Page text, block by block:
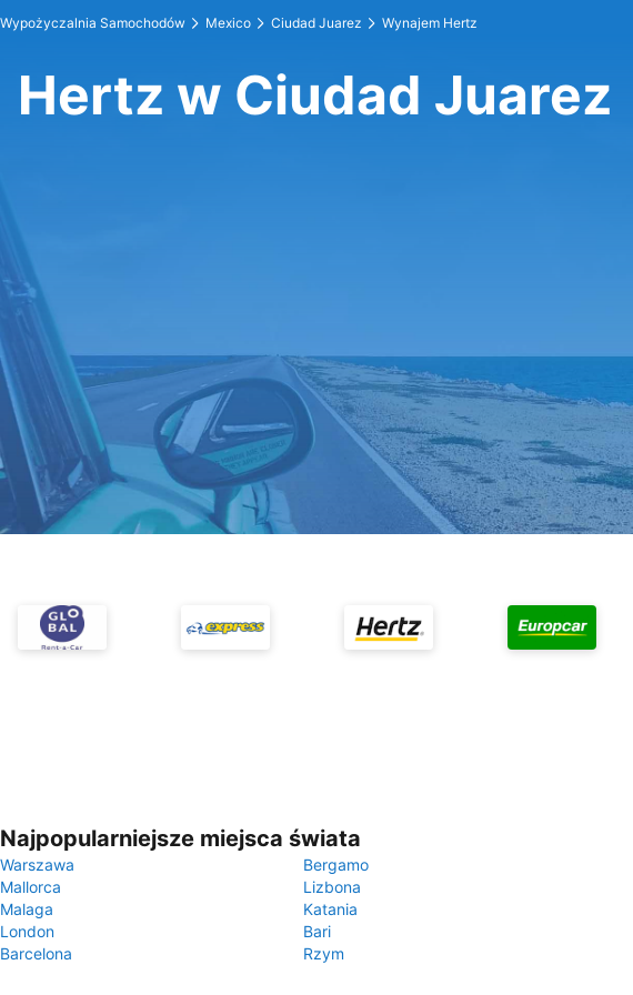
Wypożyczalnia Samochodów Mexico Ciudad Juarez Wynajem Hertz
Hertz w Ciudad Juarez
Najpopularniejsze miejsca świata
Warszawa
Bergamo
Mallorca
Lizbona
Malaga
Katania
London
Bari
Barcelona
Rzym